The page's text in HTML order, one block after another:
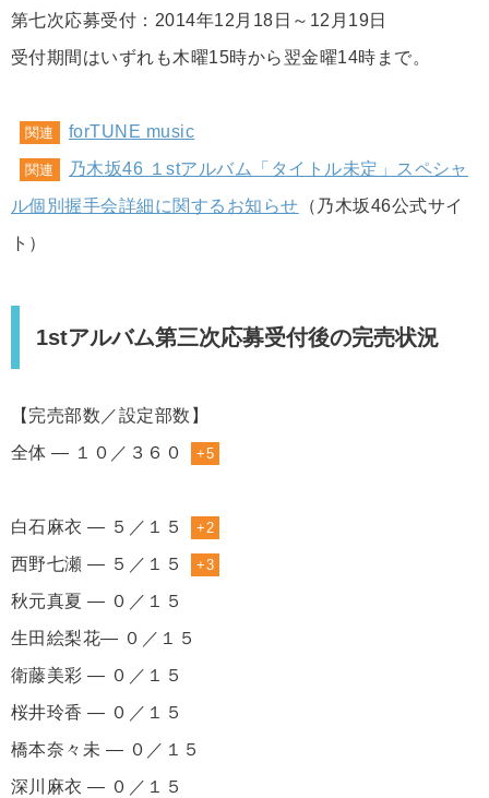
第七次応募受付：2014年12月18日～12月19日
受付期間はいずれも木曜15時から翌金曜14時まで。
関連 forTUNE music
関連
乃木坂46 １stアルバム「タイトル未定」スペシャ
ル個別握手会詳細に関するお知らせ （乃木坂46公式サイ
ト）
1stアルバム第三次応募受付後の完売状況
【完売部数／設定部数】
全体 ― １０／３６０
+5
白石麻衣 ― ５／１５ +2
西野七瀬 ― ５／１５ +3
秋元真夏 ― ０／１５
生田絵梨花― ０／１５
衛藤美彩 ― ０／１５
桜井玲香 ― ０／１５
橋本奈々未 ― ０／１５
深川麻衣 ― ０／１５